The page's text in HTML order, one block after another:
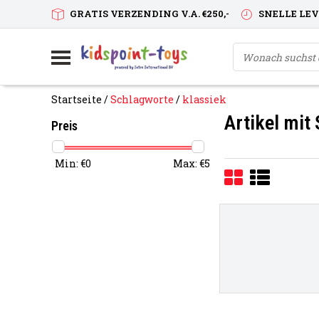
GRATIS VERZENDING V.A. €250,- SNELLE
Startseite /Schlagworte / klassiek
Preis
Min: €0 Max: €5
Artikel mit